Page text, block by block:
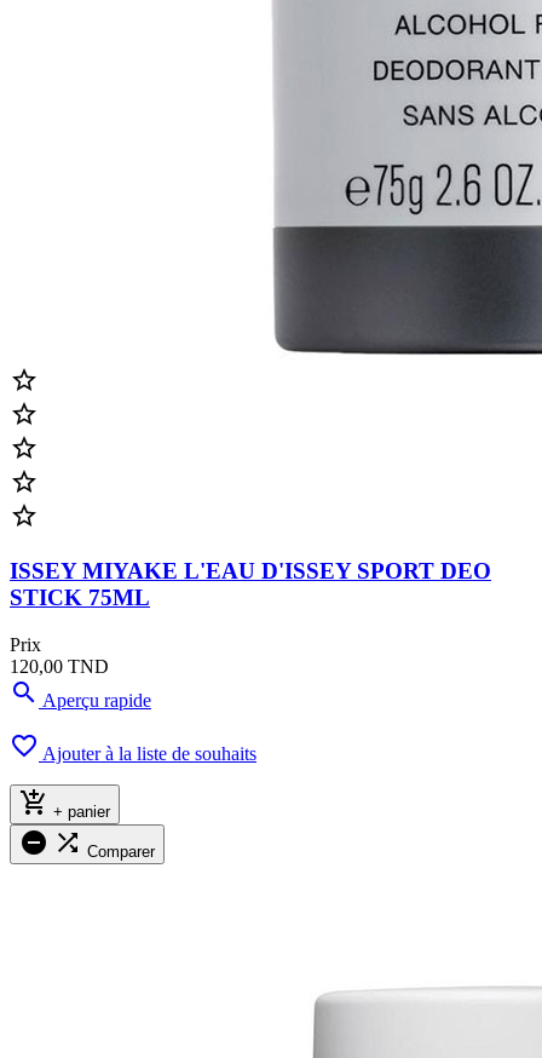





ISSEY MIYAKE L'EAU D'ISSEY SPORT DEO
STICK 75ML
Prix
120,00 TND
 Aperçu rapide
 Ajouter à la liste de souhaits
 + panier
  Comparer